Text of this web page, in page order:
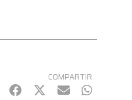
COMPARTIR
Facebook
Twitter
mail WhatsApp